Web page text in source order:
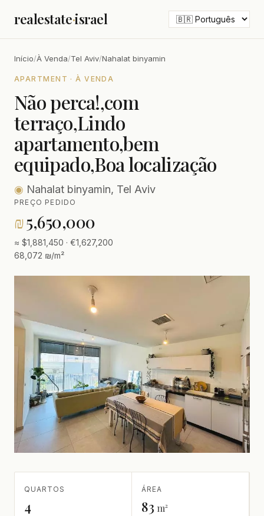
realestate·israel
Início/À Venda/Tel Aviv/Nahalat binyamin
APARTMENT · À VENDA
Não perca!,com
terraço,Lindo
apartamento,bem
equipado,Boa localização
◉ Nahalat binyamin, Tel Aviv
PREÇO PEDIDO
₪5,650,000
≈ $1,881,450 · €1,627,200
68,072 ₪/m²
QUARTOS
4
ÁREA
83 m²